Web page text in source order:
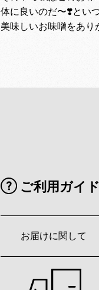
体に良いのだ〜❣️とい
美味しいお味噌をあり
ご利用ガイ
お届けに関して